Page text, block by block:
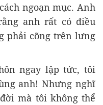
ngoạn mục. Anh
anh rất có điều
phải cõng trên lưng
ngay lập tức, tôi
anh! Nhưng nghĩ
mà tôi không thể